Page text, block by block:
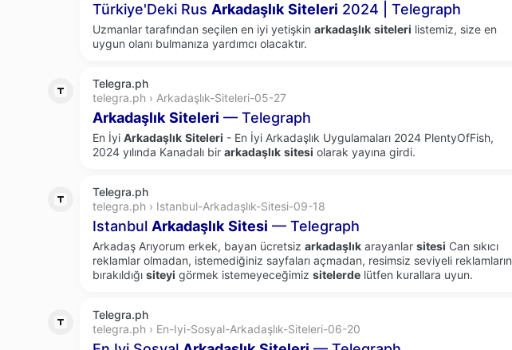
Türkiye'Deki Rus Arkadaşlık Siteleri 2024 | Telegraph
Uzmanlar tarafından seçilen en iyi yetişkin arkadaşlık siteleri listemiz, size en
uygun olanı bulmanıza yardımcı olacaktır.
Telegra.ph
telegra.ph › Arkadaşlık-Siteleri-05-27
Arkadaşlık Siteleri — Telegraph
En İyi Arkadaşlık Siteleri - En İyi Arkadaşlık Uygulamaları 2024 PlentyOfFish,
2024 yılında Kanadalı bir arkadaşlık sitesi olarak yayına girdi.
Telegra.ph
telegra.ph › Istanbul-Arkadaşlık-Sitesi-09-18
Istanbul Arkadaşlık Sitesi — Telegraph
Arkadaş Arıyorum erkek, bayan ücretsiz arkadaşlık arayanlar sitesi Can sıkıcı
reklamlar olmadan, istemediğiniz sayfaları açmadan, resimsiz seviyeli reklamların
bırakıldığı siteyi görmek istemeyeceğimiz sitelerde lütfen kurallara uyun.
Telegra.ph
telegra.ph › En-Iyi-Sosyal-Arkadaşlık-Siteleri-06-20